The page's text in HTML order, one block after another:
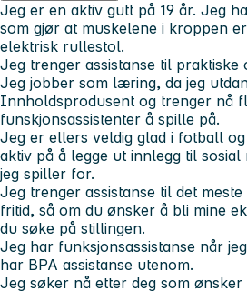
Jeg er en aktiv gutt på 19 år. Jeg
som gjør at muskelene i kroppen
elektrisk rullestol.
Jeg trenger assistanse til praktiske
Jeg jobber som læring, da jeg
Innholdsprodusent og trenger nå
funskjonsassistenter å spille på.
Jeg er ellers veldig glad i fotball
aktiv på å legge ut innlegg til
jeg spiller for.
Jeg trenger assistanse til det
fritid, så om du ønsker å bli mine
du søke på stillingen.
Jeg har funksjonsassistanse når
har BPA assistanse utenom.
Jeg søker nå etter deg som